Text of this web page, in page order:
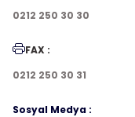
0212 250 30 30
FAX :
0212 250 30 31
Sosyal Medya :